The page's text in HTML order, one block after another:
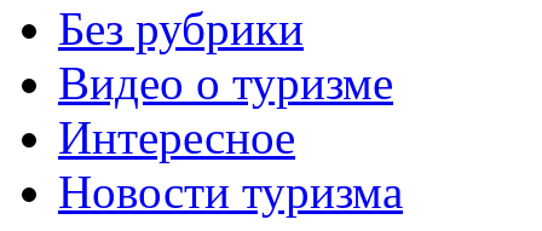
Без рубрики
Видео о туризме
Интересное
Новости туризма